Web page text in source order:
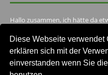
Diese Webseite verwendet
erklären sich mit der
einverstanden wenn Sie
Hallo zusammen, ich hätte da
Ich habe ein Jahr im Gasthaus
Unser Gästebuch besuchen